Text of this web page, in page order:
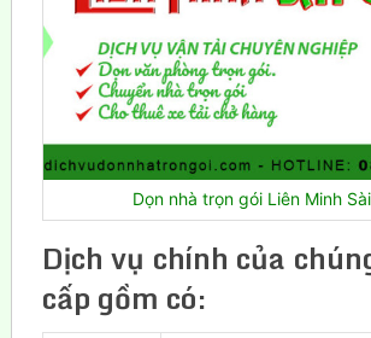
Dọn nhà trọn gói Liên Minh
Dịch vụ chính của
cấp gồm có: